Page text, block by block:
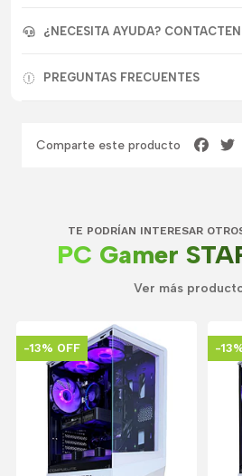
¿NECESITA AYUDA?
PREGUNTAS FRECUENTES
Comparte este producto
TE PODRÍAN INTERESAR
PC Gamer
Ver más
-13% OFF -